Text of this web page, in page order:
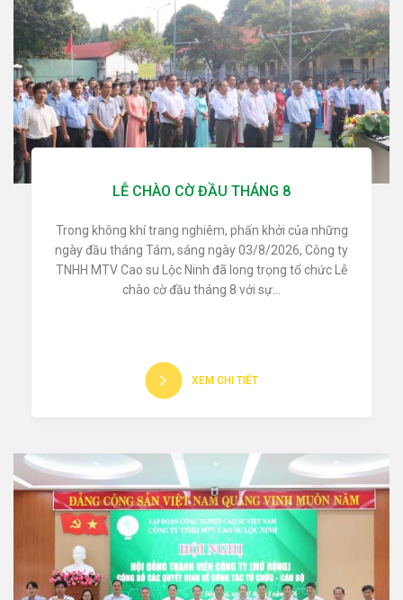
LỄ CHÀO CỜ ĐẦU THÁNG 8
Trong không khí trang nghiêm, phấn khởi của những
ngày đầu tháng Tám, sáng ngày 03/8/2026, Công ty
TNHH MTV Cao su Lộc Ninh đã long trọng tổ chức Lễ
chào cờ đầu tháng 8 với sự...
XEM CHI TIẾT